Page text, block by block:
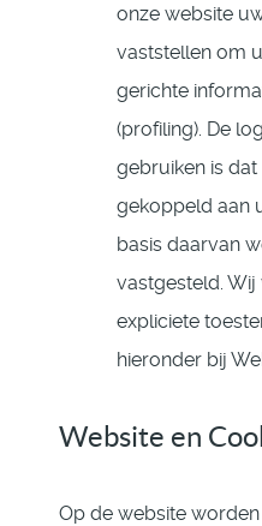
onze website
vaststellen om
gerichte
(profiling). De
gebruiken is
gekoppeld aan
basis daarvan
vastgesteld.
expliciete
hieronder bij
Website en
Op de website